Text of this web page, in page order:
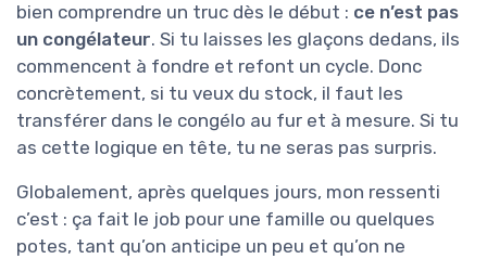
bien comprendre un truc dès le début : ce n’est pas
un congélateur. Si tu laisses les glaçons dedans, ils
commencent à fondre et refont un cycle. Donc
concrètement, si tu veux du stock, il faut les
transférer dans le congélo au fur et à mesure. Si tu
as cette logique en tête, tu ne seras pas surpris.
Globalement, après quelques jours, mon ressenti
c’est : ça fait le job pour une famille ou quelques
potes, tant qu’on anticipe un peu et qu’on ne